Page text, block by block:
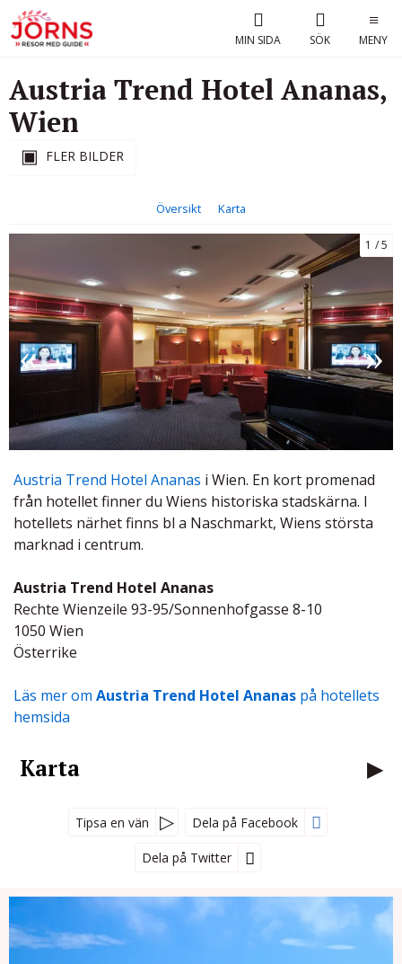
MIN SIDA SÖK MENY
Austria Trend Hotel Ananas,
Wien
FLER BILDER
Översikt Karta
1 5
Austria Trend Hotel Ananas i Wien. En kort promenad
från hotellet finner du Wiens historiska stadskärna. I
hotellets närhet finns bl a Naschmarkt, Wiens största
marknad i centrum.
Austria Trend Hotel Ananas
Rechte Wienzeile 93-95/Sonnenhofgasse 8-10
1050 Wien
Österrike
Läs mer om Austria Trend Hotel Ananas på hotellets
hemsida
Karta
Tipsa en vän Dela på Facebook
Dela på Twitter